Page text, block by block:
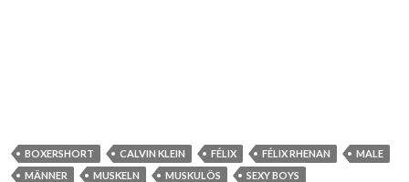
BOXERSHORT CALVIN KLEIN FÉLIX FÉLIX RHENAN
MALE
MÄNNER
MUSKELN MUSKULÖS
SEXY BOYS